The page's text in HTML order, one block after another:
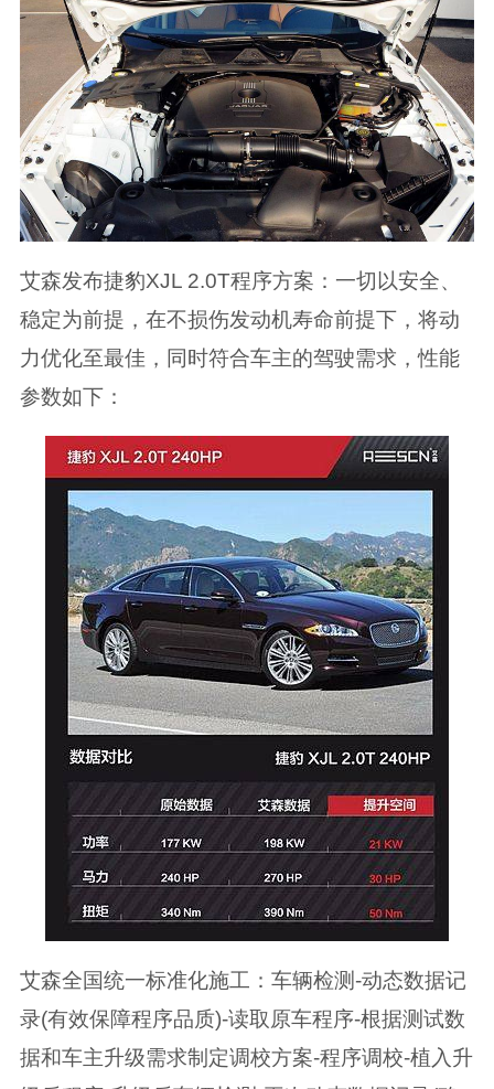
艾森发布捷豹XJL 2.0T程序方案：一切以安全、
稳定为前提，在不损伤发动机寿命前提下，将动
力优化至最佳，同时符合车主的驾驶需求，性能
参数如下：
艾森全国统一标准化施工：车辆检测-动态数据记
录(有效保障程序品质)-读取原车程序-根据测试数
据和车主升级需求制定调校方案-程序调校-植入升